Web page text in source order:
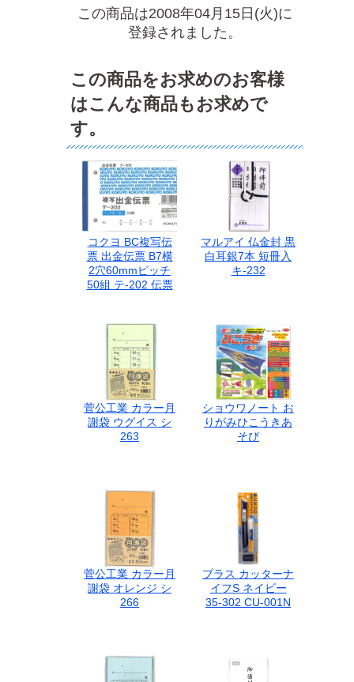
この商品は2008年04月15日(火)に
登録されました。
この商品をお求めのお客様
はこんな商品もお求めで
す。
コクヨ BC複写伝
票 出金伝票 B7横
2穴60mmピッチ
50組 テ-202 伝票
マルアイ 仏金封 黒
白耳銀7本 短冊入
キ-232
菅公工業 カラー月
謝袋 ウグイス シ
263
ショウワノート お
りがみひこうきあ
そび
菅公工業 カラー月
謝袋 オレンジ シ
266
プラス カッターナ
イフS ネイビー
35-302 CU-001N